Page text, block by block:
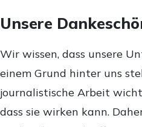
Unsere
Wir wissen, dass unsere
einem Grund hinter uns
journalistische Arbeit
dass sie wirken kann.